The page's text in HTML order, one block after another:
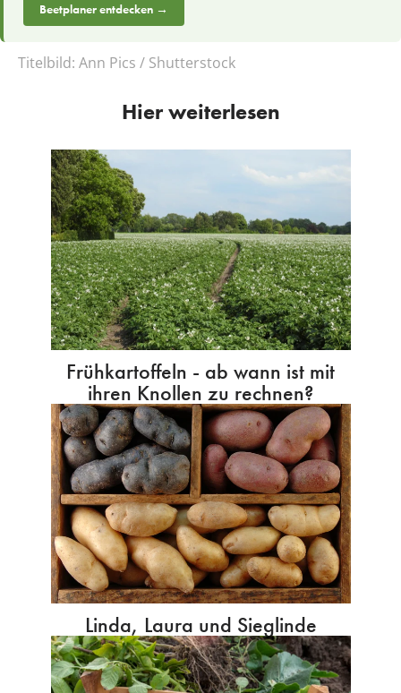
Beetplaner entdecken →
Titelbild: Ann Pics / Shutterstock
Hier weiterlesen
Frühkartoffeln - ab wann ist mit
ihren Knollen zu rechnen?
Linda, Laura und Sieglinde